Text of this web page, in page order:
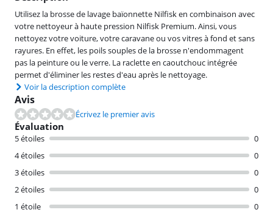
Utilisez la brosse de lavage baïonnette Nilfisk en combinaison avec
votre nettoyeur à haute pression Nilfisk Premium. Ainsi, vous
nettoyez votre voiture, votre caravane ou vos vitres à fond et sans
rayures. En effet, les poils souples de la brosse n'endommagent
pas la peinture ou le verre. La raclette en caoutchouc intégrée
permet d'éliminer les restes d'eau après le nettoyage.
Voir la description complète
Avis
Écrivez le premier avis
Évaluation
5 étoiles
0
4 étoiles
0
3 étoiles
0
2 étoiles
0
1 étoile
0